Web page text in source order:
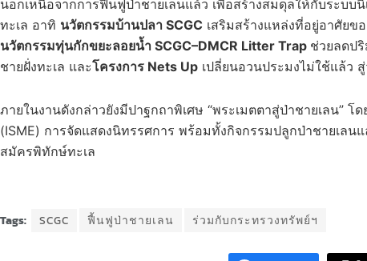
นอกเหนือจากการฟื้นฟูป่าชายเลนแล้ว เพื่อสร้างสมดุลให้กับระบ
ทะเล อาทิ นวัตกรรมบ้านปลา SCGC เสริมสร้างแหล่งที่อยู่อาศัยข
นวัตกรรมทุ่นกักขยะลอยน้ำ SCGC–DMCR Litter Trap ช่วยลดป
ชายฝั่งทะเล และโครงการ Nets Up เปลี่ยนอวนประมงไม่ใช้แล้ว
ภายในงานดังกล่าวยังมีปาฐกถาพิเศษ “พระเมตตาสู่ป่าชายเลน”
(ISME) การจัดแสดงนิทรรศการ พร้อมทั้งกิจกรรมปลูกป่าชายเล
สมัครพิทักษ์ทะเล
Tags: SCGC ฟื้นฟูป่าชายเลน ร่วมกับกระทรวงทรัพย์ฯ